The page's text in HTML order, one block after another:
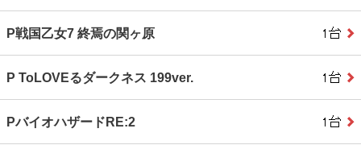
P戦国乙女7 終焉の関ヶ原
P ToLOVEるダークネス 199ver.
PバイオハザードRE:2